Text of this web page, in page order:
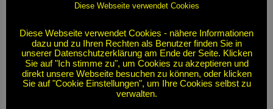
Diese Webseite verwendet Cookies
Diese Webseite verwendet Cookies - nähere Informationen
dazu und zu Ihren Rechten als Benutzer finden Sie in
unserer Datenschutzerklärung am Ende der Seite. Klicken
Sie auf "Ich stimme zu", um Cookies zu akzeptieren und
direkt unsere Webseite besuchen zu können, oder klicken
Sie auf "Cookie Einstellungen", um Ihre Cookies selbst zu
verwalten.